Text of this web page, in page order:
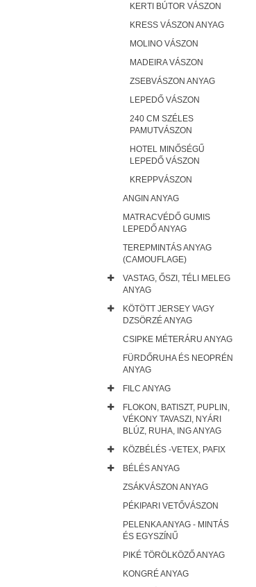
KERTI BÚTOR VÁSZON
KRESS VÁSZON ANYAG
MOLINO VÁSZON
MADEIRA VÁSZON
ZSEBVÁSZON ANYAG
LEPEDŐ VÁSZON
240 CM SZÉLES
PAMUTVÁSZON
HOTEL MINŐSÉGŰ
LEPEDŐ VÁSZON
KREPPVÁSZON
ANGIN ANYAG
MATRACVÉDŐ GUMIS
LEPEDŐ ANYAG
TEREPMINTÁS ANYAG
(CAMOUFLAGE)
VASTAG, ŐSZI, TÉLI MELEG
ANYAG
KÖTÖTT JERSEY VAGY
DZSÖRZÉ ANYAG
CSIPKE MÉTERÁRU ANYAG
FÜRDŐRUHA ÉS NEOPRÉN
ANYAG
FILC ANYAG
FLOKON, BATISZT, PUPLIN,
VÉKONY TAVASZI, NYÁRI
BLÚZ, RUHA, ING ANYAG
KÖZBÉLÉS -VETEX, PAFIX
BÉLÉS ANYAG
ZSÁKVÁSZON ANYAG
PÉKIPARI VETŐVÁSZON
PELENKA ANYAG - MINTÁS
ÉS EGYSZÍNŰ
PIKÉ TÖRÖLKÖZŐ ANYAG
KONGRÉ ANYAG